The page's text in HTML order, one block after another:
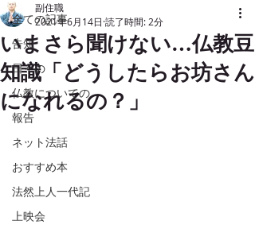
全ての記事
告知
日々の
仏教についての
報告
ネット法話
おすすめ本
法然上人一代記
上映会
いまさら聞けない…仏教豆
知識「どうしたらお坊さん
になれるの？」
副住職
2021年6月14日 読了時間: 2分